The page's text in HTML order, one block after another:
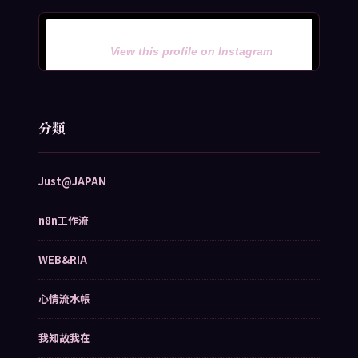
View this profile on Instagram
分類
Just@JAPAN
n8n工作流
WEB&RIA
心情流水帳
我知故我在